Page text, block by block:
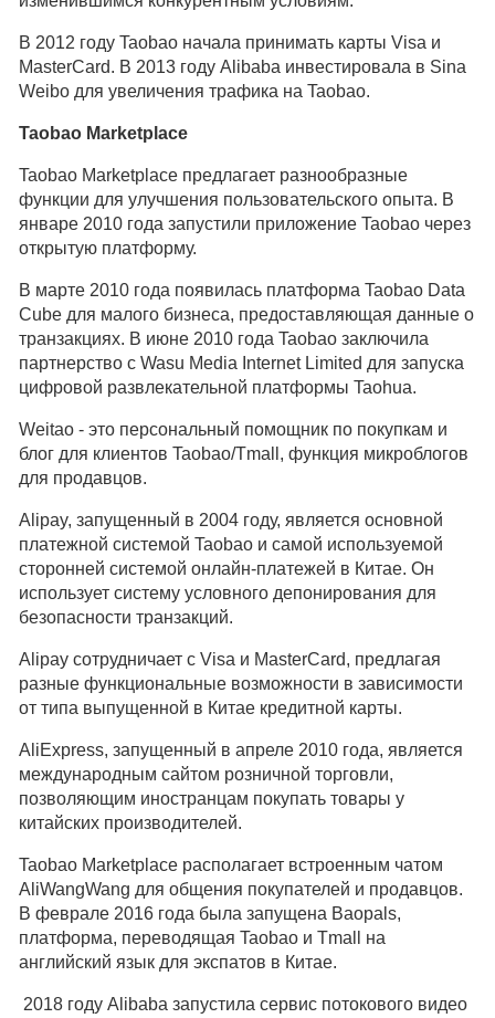
В 2012 году Taobao начала принимать карты Visa и
MasterCard. В 2013 году Alibaba инвестировала в Sina
Weibo для увеличения трафика на Taobao.
Taobao Marketplace
Taobao Marketplace предлагает разнообразные
функции для улучшения пользовательского опыта. В
январе 2010 года запустили приложение Taobao через
открытую платформу.
В марте 2010 года появилась платформа Taobao Data
Cube для малого бизнеса, предоставляющая данные о
транзакциях. В июне 2010 года Taobao заключила
партнерство с Wasu Media Internet Limited для запуска
цифровой развлекательной платформы Taohua.
Weitao - это персональный помощник по покупкам и
блог для клиентов Taobao/Tmall, функция микроблогов
для продавцов.
Alipay, запущенный в 2004 году, является основной
платежной системой Taobao и самой используемой
сторонней системой онлайн-платежей в Китае. Он
использует систему условного депонирования для
безопасности транзакций.
Alipay сотрудничает с Visa и MasterCard, предлагая
разные функциональные возможности в зависимости
от типа выпущенной в Китае кредитной карты.
AliExpress, запущенный в апреле 2010 года, является
международным сайтом розничной торговли,
позволяющим иностранцам покупать товары у
китайских производителей.
Taobao Marketplace располагает встроенным чатом
AliWangWang для общения покупателей и продавцов.
В феврале 2016 года была запущена Baopals,
платформа, переводящая Taobao и Tmall на
английский язык для экспатов в Китае.
2018 году Alibaba запустила сервис потокового видео